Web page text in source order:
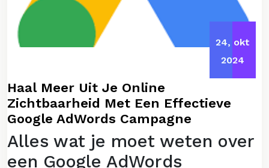
24, okt
2024
Haal Meer Uit Je Online
Zichtbaarheid Met Een Effectieve
Google AdWords Campagne
Alles wat je moet weten over
een Google AdWords